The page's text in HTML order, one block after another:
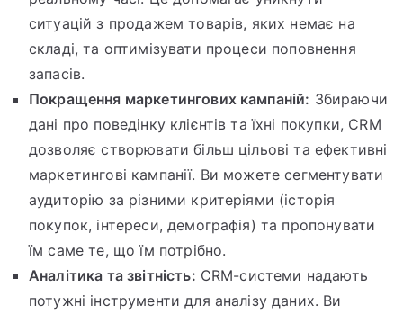
ситуацій з продажем товарів, яких немає на
складі, та оптимізувати процеси поповнення
запасів.
Покращення маркетингових кампаній: Збираючи
дані про поведінку клієнтів та їхні покупки, CRM
дозволяє створювати більш цільові та ефективні
маркетингові кампанії. Ви можете сегментувати
аудиторію за різними критеріями (історія
покупок, інтереси, демографія) та пропонувати
їм саме те, що їм потрібно.
Аналітика та звітність: CRM-системи надають
потужні інструменти для аналізу даних. Ви